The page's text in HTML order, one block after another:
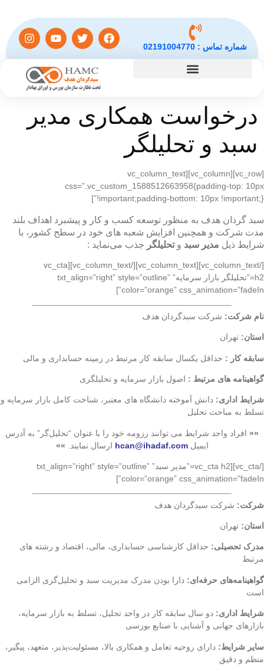
شماره تماس : 02191004770
درخواست همکاری مدیر
سبد و تحلیلگر
[vc_row][vc_column][vc_column_text
css=”.vc_custom_1588512663958{padding-top: 10px
!important;padding-bottom: 10px !important;}”]
سبد گردان هدف به منظور توسعه کسب و کار و پیشبرد اهداف بلند
مدت شرکت و همچنین افزایش شعبه های خود در سطح کشور، با
شرایط ذیل مدیر سبد وتحلیلگر جذب می‌نماید :
[/vc_column_text][vc_column_text][/vc_column_text][vc_cta
h2=”تحلیلگر بازار سرمایه” txt_align=”right” style=”outline”
color=”orange” css_animation=”fadeIn”]
نام شرکت: شرکت سبدگردان هدف
استان: تهران
سابقه کار : حداقل یکسال سابقه کار مرتبط در زمینه حسابداری و مالی
گواهینامه های مرتبط : اصول بازار سرمایه و تحلیلگری
شرایط اداری: دانش آموخته دانشگاه های معتبر، شناخت کامل بازار سرمایه و
تسلط به مباحث تحلیل
«« افراد واجد شرایط می توانند رزومه خود را با عنوان “تحلیل‌گر” به آدرس
ایمیلhcan@ihadaf.com ارسال نمایند. »»
[/vc_cta][vc_cta h2=”مدیر سبد” txt_align=”right” style=”outline”
color=”orange” css_animation=”fadeIn”]
شرکت: شرکت سبدگردان هدف
استان: تهران
مدرک تحصیلی: حداقل کارشناسی حسابداری، مالی، اقتصاد و رشته های
مرتبط
گواهینامه‌های حرفه‌ای: دارا بودن مدرک مدیریت سبد و تحلیل‌گری الزامی
است
شرایط اداری: دو سال سابقه کار در واحد تحلیل، تسلط به بازار سرمایه،
بازارهای جهانی و آشنایی با صنایع بورسی
سایر شرایط: دارای روحیه تعامل و همکاری بالا، مسئولیت‌پذیر، متعهد، پیگیر،
منظم و دقیق